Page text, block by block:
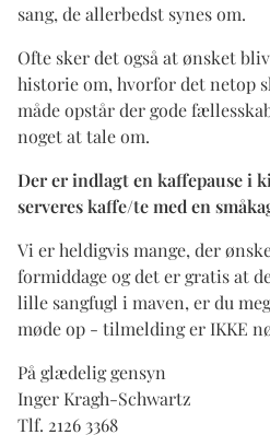
sang, de allerbedst synes om.
Ofte sker det også at ønsket
historie om, hvorfor det netop
måde opstår der gode
noget at tale om.
Der er indlagt en kaffepause i
serveres kaffe/te med en
Vi er heldigvis mange, der
formiddage og det er gratis at
lille sangfugl i maven, er du
møde op - tilmelding er IKKE
På glædelig gensyn
Inger Kragh-Schwartz
Tlf. 2126 3368